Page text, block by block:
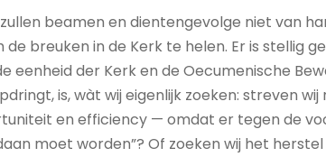
beamen en dientengevolge niet van
breuken in de Kerk te helen. Er is stellig
eenheid der Kerk en de Oecumenische
is, wàt wij eigenlijk zoeken: streven wij
en efficiency — omdat er tegen de
moet worden”? Of zoeken wij het